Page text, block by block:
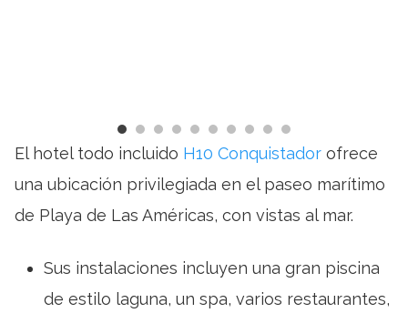
El hotel todo incluido H10 Conquistador ofrece
una ubicación privilegiada en el paseo marítimo
de Playa de Las Américas, con vistas al mar.
Sus instalaciones incluyen una gran piscina
de estilo laguna, un spa, varios restaurantes,